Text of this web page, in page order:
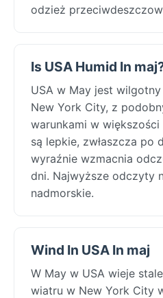
odzież
Is USA Humid In
USA w May jest
New York City, z
warunkami w większości
są lepkie, zwłaszcza po
wyraźnie wzmacnia
dni. Najwyższe odczyty
nadmorskie.
Wind In USA In maj
W May w USA wieje
wiatru w New York City